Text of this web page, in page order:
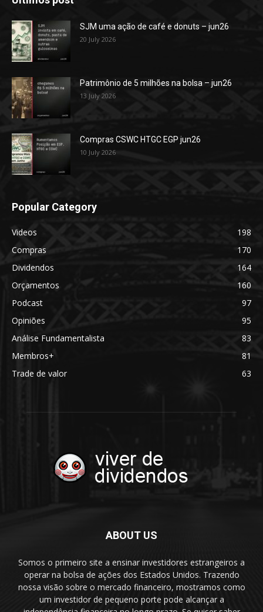
SJM uma ação de café e donuts – jun26
20 July 2026
Patrimônio de 5 milhões na bolsa – jun26
13 July 2026
Compras CSWC HTGC EGP jun26
10 July 2026
Popular Category
Videos
198
Compras
170
Dividendos
164
Orçamentos
160
Podcast
97
Opiniões
95
Análise Fundamentalista
83
Membros+
81
Trade de valor
63
ABOUT US
Somos o primeiro site a ensinar investidores estrangeiros a
operar na bolsa de ações dos Estados Unidos. Trazendo
nossa visão sobre o mercado financeiro, mostramos como
um investidor de pequeno porte pode alcançar a